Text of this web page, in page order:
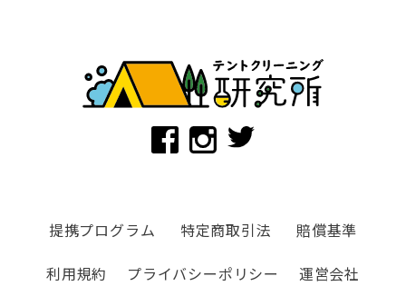
提携プログラム 特定商取引法
賠償基準
利用規約
プライバシーポリシー 運営会社